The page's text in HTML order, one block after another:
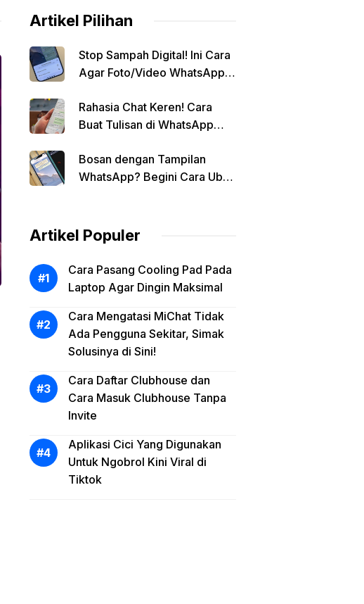
Artikel Pilihan
Stop Sampah Digital! Ini Cara
Agar Foto/Video WhatsApp
Otomatis
Rahasia Chat Keren! Cara
Buat Tulisan di WhatsApp
Bosan dengan Tampilan
WhatsApp? Begini Cara Ubah
Artikel Populer
Cara Pasang Cooling Pad Pada
Laptop Agar Dingin Maksimal
Cara Mengatasi MiChat Tidak
Ada Pengguna Sekitar, Simak
Solusinya di Sini!
Cara Daftar Clubhouse dan
Cara Masuk Clubhouse Tanpa
Invite
Aplikasi Cici Yang Digunakan
Untuk Ngobrol Kini Viral di
Tiktok